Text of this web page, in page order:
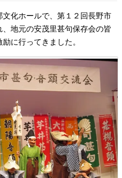
化ホールで、第１２回長野市
地元の安茂里甚句保存会の皆
に行ってきました。